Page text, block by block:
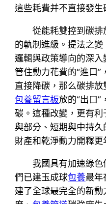
這些耗費并不直接發生
從能耗雙控到碳
的軌制進級。提法之
邏輯與政策導向的深
管住動力花費的“進口
直接降碳，那么碳排
包養留言板放的“出口”
碳。這種改變，更有
與部分、短期與中持久
財產和乾淨動力開釋更
我國具有加速綠
們已建玉成球包養最年
建了全球最完全的新